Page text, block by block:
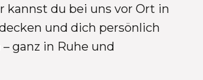
kannst du bei uns vor Ort in
und dich persönlich
ganz in Ruhe und